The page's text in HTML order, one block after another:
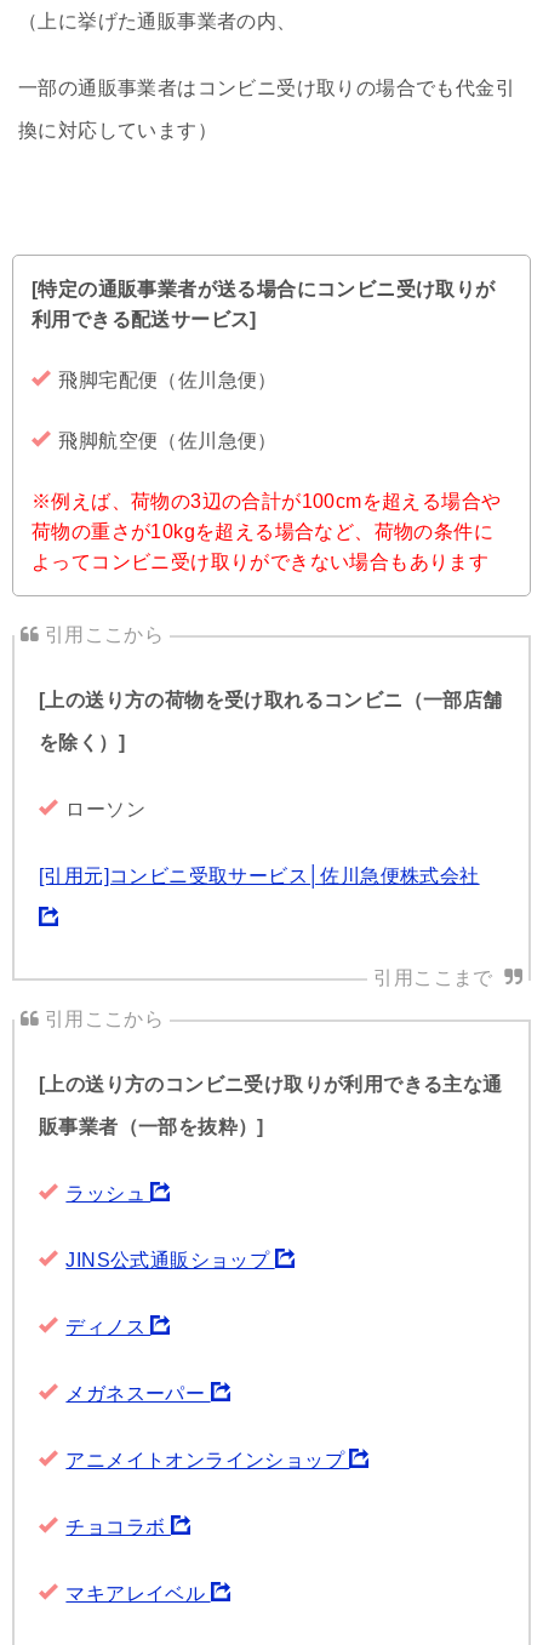
（上に挙げた通販事業者の内、
一部の通販事業者はコンビニ受け取りの場合でも代金引
換に対応しています）
[特定の通販事業者が送る場合にコンビニ受け取りが
利用できる配送サービス]
飛脚宅配便（佐川急便）
飛脚航空便（佐川急便）
※例えば、荷物の3辺の合計が100cmを超える場合や
荷物の重さが10kgを超える場合など、荷物の条件に
よってコンビニ受け取りができない場合もあります
[上の送り方の荷物を受け取れるコンビニ（一部店舗
を除く）]
ローソン
[引用元]コンビニ受取サービス│佐川急便株式会社
[上の送り方のコンビニ受け取りが利用できる主な通
販事業者（一部を抜粋）]
ラッシュ
JINS公式通販ショップ
ディノス
メガネスーパー
アニメイトオンラインショップ
チョコラボ
マキアレイベル